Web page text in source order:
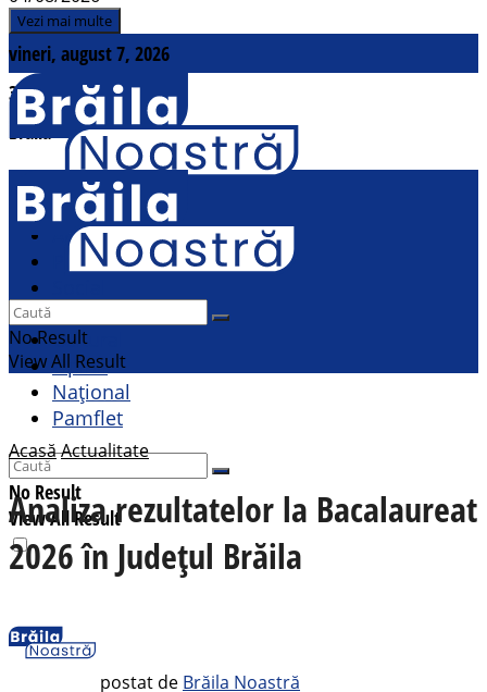
Vezi mai multe
vineri, august 7, 2026
31°c
Brăila
Contact
Actualitate
Politic
Cultural
Opinii
Național
Pamflet
No Result
View All Result
No Result
View All Result
AcasăActualitate
Analiza rezultatelor la Bacalaureat
2026 în Județul Brăila
postat de Brăila Noastră